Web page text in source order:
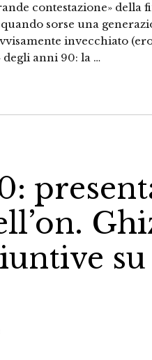
contestazione» della
sorse una
invecchiato
degli anni 90: la …